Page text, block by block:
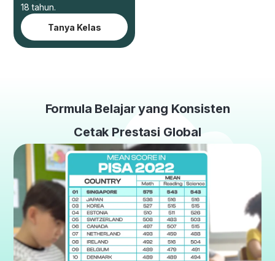
18 tahun.
Tanya Kelas
Formula Belajar yang Konsisten
Cetak Prestasi Global